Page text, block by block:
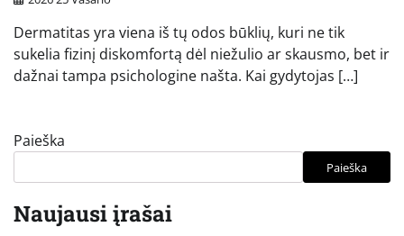
Dermatitas yra viena iš tų odos būklių, kuri ne tik
sukelia fizinį diskomfortą dėl niežulio ar skausmo, bet ir
dažnai tampa psichologine našta. Kai gydytojas […]
Paieška
Paieška
Naujausi įrašai